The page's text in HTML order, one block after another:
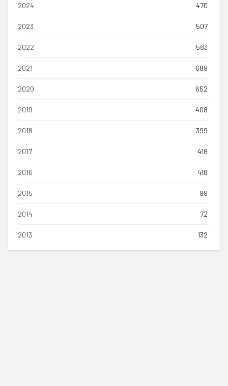
2024 470
2023 507
2022 583
2021 689
2020 652
2019 408
2018 399
2017 418
2016 418
2015 99
2014 72
2013 132